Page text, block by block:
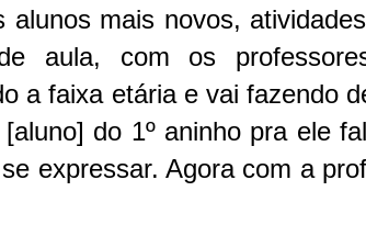
alunos mais novos,
aula, com os
a faixa etária e vai fazendo
do 1º aninho pra ele
expressar. Agora com a